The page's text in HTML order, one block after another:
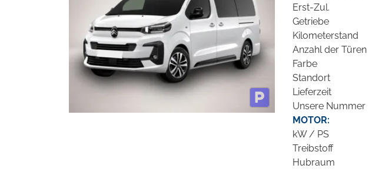
Erst-Zul.
Getriebe
Kilometerstand
Anzahl der Türen
Farbe
Standort
Lieferzeit
Unsere Nummer
MOTOR:
kW / PS
Treibstoff
Hubraum